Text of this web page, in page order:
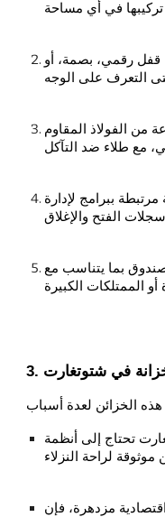
قفل رقمي، بصمة، أو
من الفولاذ المقاوم
ببرامج لإدارة
بما يتناسب مع
في شتوتغارت
تحتاج إلى أنظمة
اقتصادية مزدهرة، فإن